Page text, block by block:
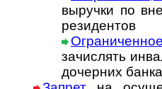
вы­руч­ки по
рези­дентов
за­чис­лять
дочер­них